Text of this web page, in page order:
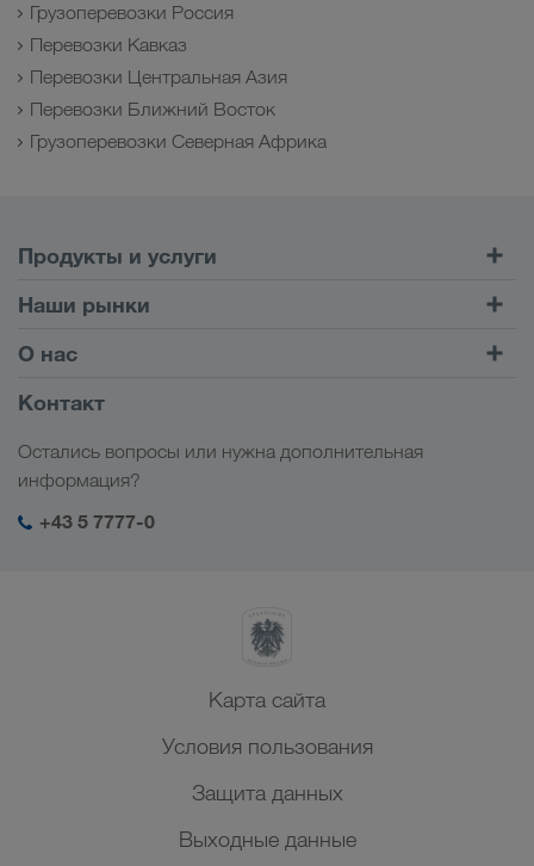
Грузоперевозки Россия
Перевозки Кавказ
Перевозки Центральная Азия
Перевозки Ближний Восток
Грузоперевозки Северная Африка
Продукты и услуги
Автомобильные перевозки
Клиентский портал CONNECT
Цифровые решения
Мой вход в систему LKW WALTER
Наши рынки
Европа
Кавказ
Центральная Азия
Ближний Восток
Северная Африка
О нас
Информация о компании
Социальная ответственность
Контакт
Остались вопросы или нужна дополнительная
информация?
+43 5 7777-0
Карта сайта
Условия пользования
Защита данных
Выходные данные